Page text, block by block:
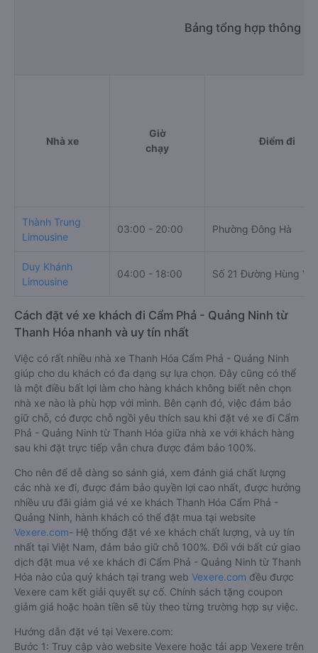
Bảng tổng hợp thông
Nhà xe
Giờ
chạy
Điểm đi
Thành Trung
Limousine
03:00 - 20:00 Phường Đông Hà
Duy Khánh
Limousine
04:00 - 18:00 Số 21 Đường Hùng
Cách đặt vé xe khách đi Cẩm Phả - Quảng Ninh từ
Thanh Hóa nhanh và uy tín nhất
Việc có rất nhiều nhà xe Thanh Hóa Cẩm Phả - Quảng Ninh
giúp cho du khách có đa dạng sự lựa chọn. Đây cũng có thể
là một điều bất lợi làm cho hàng khách không biết nên chọn
nhà xe nào là phù hợp với mình. Bên cạnh đó, việc đảm bảo
giữ chỗ, có được chỗ ngồi yêu thích sau khi đặt vé xe đi Cẩm
Phả - Quảng Ninh từ Thanh Hóa giữa nhà xe với khách hàng
sau khi đặt trực tiếp vẫn chưa được đảm bảo 100%.
Cho nên để dễ dàng so sánh giá, xem đánh giá chất lượng
các nhà xe đi, được đảm bảo quyền lợi cao nhất, được hưởng
nhiều ưu đãi giảm giá vé xe khách Thanh Hóa Cẩm Phả -
Quảng Ninh, hành khách có thể đặt mua tại website
Vexere.com- Hệ thống đặt vé xe khách chất lượng, và uy tín
nhất tại Việt Nam, đảm bảo giữ chỗ 100%. Đối với bất cứ giao
dịch đặt mua vé xe khách đi Cẩm Phả - Quảng Ninh từ Thanh
Hóa nào của quý khách tại trang web Vexere.com đều được
Vexere cam kết giải quyết sự cố. Chính sách tặng coupon
giảm giá hoặc hoàn tiền sẽ tùy theo từng trường hợp sự việc.
Hướng dẫn đặt vé tại Vexere.com:
Bước 1: Truy cập vào website Vexere hoặc tải app Vexere trên